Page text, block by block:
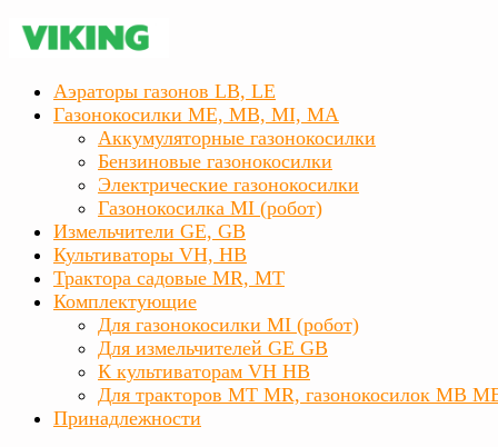
Аэраторы газонов LB, LE
Газонокосилки ME, MB, MI, MA
Аккумуляторные газонокосилки
Бензиновые газонокосилки
Электрические газонокосилки
Газонокосилка MI (робот)
Измельчители GE, GB
Культиваторы VH, HB
Трактора садовые MR, MT
Комплектующие
Для газонокосилки MI (робот)
Для измельчителей GE GB
К культиваторам VH HB
Для тракторов МТ MR, газонокосилок MB
Принадлежности